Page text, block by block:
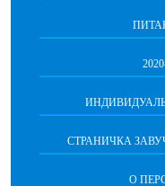
СТРАНИЧКА
О